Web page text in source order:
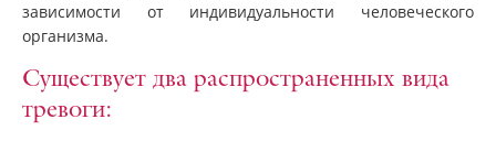
зависимости от индивидуальности человеческого
организма.
Существует два распространенных вида
тревоги: